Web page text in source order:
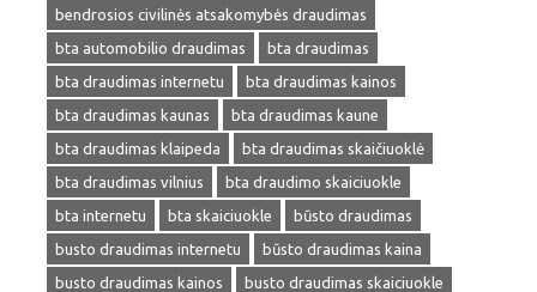
bendrosios civilinės atsakomybės draudimas
bta automobilio draudimas
bta draudimas
bta draudimas internetu
bta draudimas kainos
bta draudimas kaunas
bta draudimas kaune
bta draudimas klaipeda
bta draudimas skaičiuoklė
bta draudimas vilnius
bta draudimo skaiciuokle
bta internetu
bta skaiciuokle
būsto draudimas
busto draudimas internetu
būsto draudimas kaina
busto draudimas kainos
busto draudimas skaiciuokle